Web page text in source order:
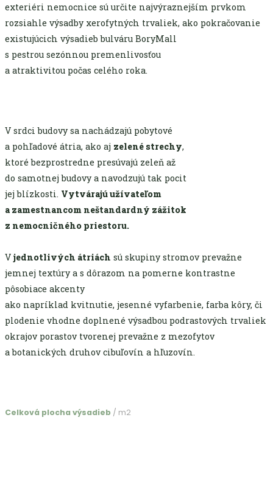
exteriéri nemocnice sú určite najvýraznejším prvkom
rozsiahle výsadby xerofytných trvaliek, ako pokračovanie
existujúcich výsadieb bulváru BoryMall
s pestrou sezónnou premenlivosťou
a atraktivitou počas celého roka.
V srdci budovy sa nachádzajú pobytové
a pohľadové átria, ako aj zelené strechy,
ktoré bezprostredne presúvajú zeleň až
do samotnej budovy a navodzujú tak pocit
jej blízkosti. Vytvárajú užívateľom
a zamestnancom neštandardný zážitok
z nemocničného priestoru.
V jednotlivých átriách sú skupiny stromov prevažne
jemnej textúry a s dôrazom na pomerne kontrastne
pôsobiace akcenty
ako napríklad kvitnutie, jesenné vyfarbenie, farba kôry, či
plodenie vhodne doplnené výsadbou podrastových trvaliek
okrajov porastov tvorenej prevažne z mezofytov
a botanických druhov cibuľovín a hľuzovín.
Celková plocha výsadieb / m2